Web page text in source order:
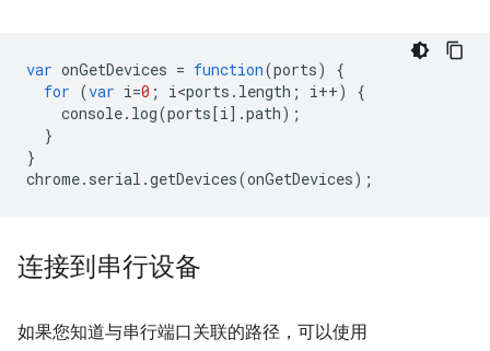
var onGetDevices = function(ports)
{
for (var i=0 ; i<ports . length ; i++)
{
console. log(ports[i].path);
}
}
chrome. serial .getDevices(onGetDevices);
连接到串行设备
如果您知道与串行端口关联的路径，可以使用